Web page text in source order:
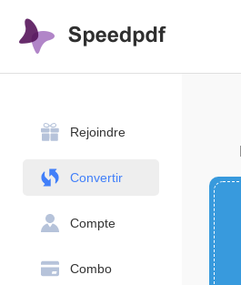
Rejoindre
Convertir
Compte
Combo